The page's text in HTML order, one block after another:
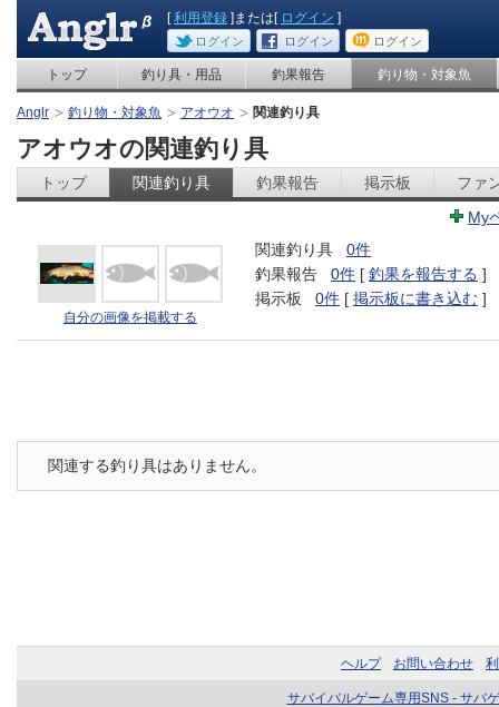
[利用登録 ]または[ ログイン ]
ログイン ログイン ログイン
トップ 釣り具・用品 釣果報告 釣り物・対象魚
Anglr 釣り物・対象魚 アオウオ 関連釣り具
アオウオの関連釣り具
トップ 関連釣り具 釣果報告 掲示板
ファ
My
自分の画像を掲載する
関連釣り具
0件
釣果報告
0件 [ 釣果を報告する ]
掲示板
0件 [ 掲示板に書き込む ]
関連する釣り具はありません。
ヘルプ お問い合わせ
サバイバルゲーム専用SNS - サバ